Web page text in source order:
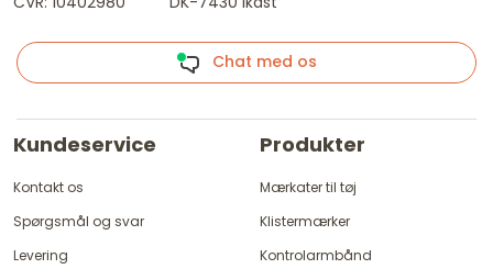
Chat med os
Kundeservice
Kontakt os
Spørgsmål og svar
Levering
Produkter
Mærkater til tøj
Klistermærker
Kontrolarmbånd